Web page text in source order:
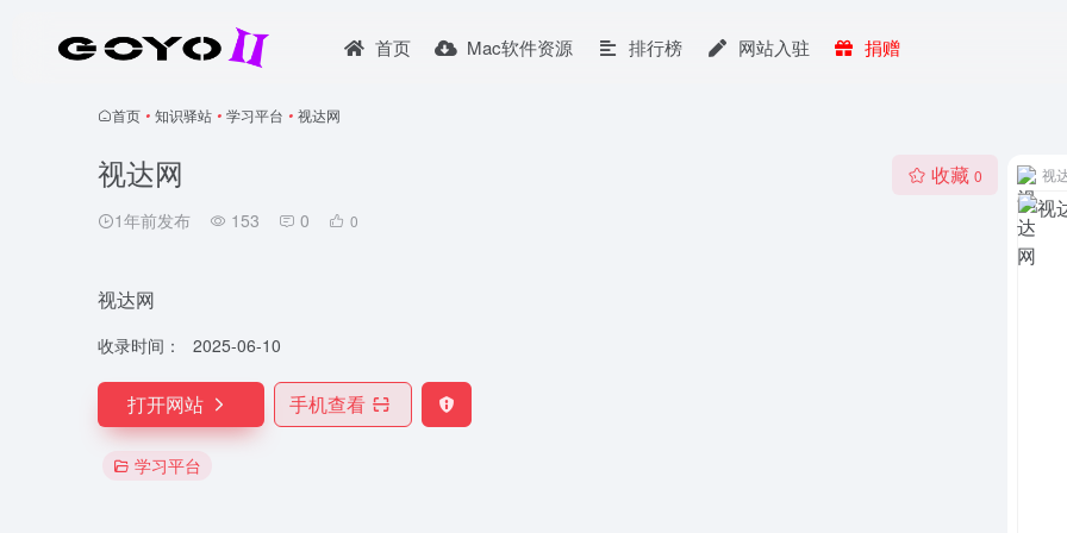
首页 Mac软件资源 排行榜 网站入驻 捐赠
首页 • 知识驿站 • 学习平台 • 视达网
视达网
1年前发布 153 0 0
收藏 0
视达网
收录时间： 2025-06-10
打开网站 手机查看
学习平台
视